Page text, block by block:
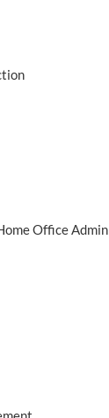
Office Admin